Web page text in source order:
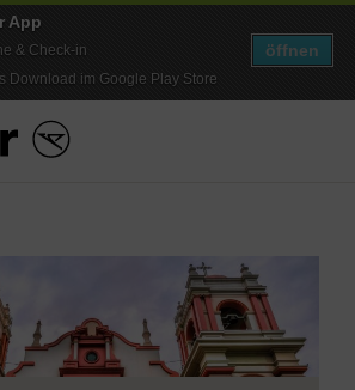
App
& Check-in
Download im Google Play Store
öffnen